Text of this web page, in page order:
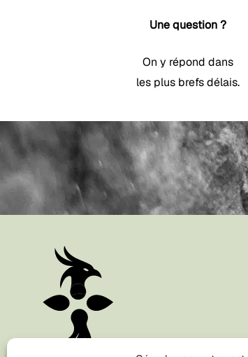
Une question ?
On y répond dans
les plus brefs délais.